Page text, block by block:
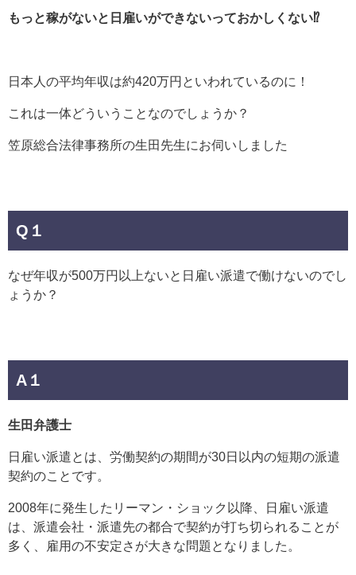
もっと稼がないと日雇いができないっておかしくない⁉
日本人の平均年収は約420万円といわれているのに！
これは一体どういうことなのでしょうか？
笠原総合法律事務所の生田先生にお伺いしました
Q１
なぜ年収が500万円以上ないと日雇い派遣で働けないのでし
ょうか？
A１
生田弁護士
日雇い派遣とは、労働契約の期間が30日以内の短期の派遣
契約のことです。
2008年に発生したリーマン・ショック以降、日雇い派遣
は、派遣会社・派遣先の都合で契約が打ち切られることが
多く、雇用の不安定さが大きな問題となりました。